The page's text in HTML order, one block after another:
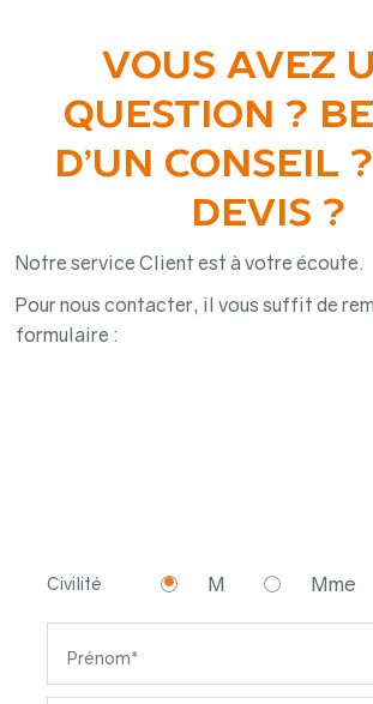
VOUS AVEZ
QUESTION ?
D’UN CONSEIL
DEVIS ?
Notre service Client est à votre écoute.
Pour nous contacter, il vous suffit de
formulaire :
Civilité M Mme